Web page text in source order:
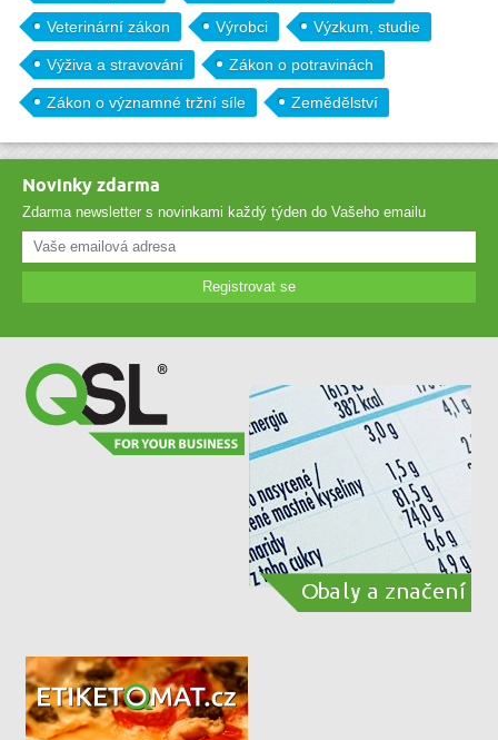
Veterinární zákon Výrobci Výzkum, studie
Výživa a stravování Zákon o potravinách
Zákon o významné tržní síle Zemědělství
Novinky zdarma
Zdarma newsletter s novinkami každý týden do Vašeho emailu
Registrovat se